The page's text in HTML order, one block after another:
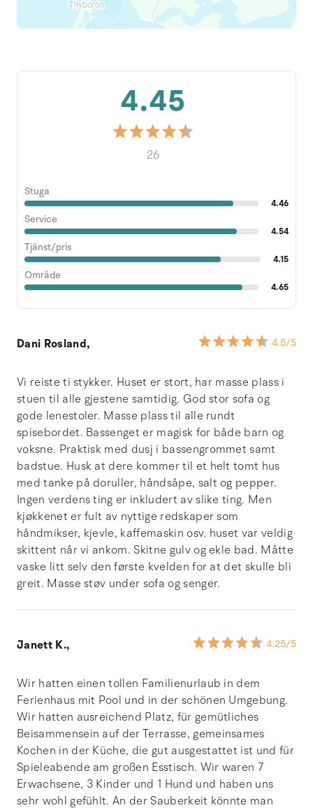
4.45
26
Stuga
4.46
Service
4.54
Tjänst/pris
4.15
Område
4.65
Dani Rosland, 4.5/5
Vi reiste ti stykker. Huset er stort, har masse plass i
stuen til alle gjestene samtidig. God stor sofa og
gode lenestoler. Masse plass til alle rundt
spisebordet. Bassenget er magisk for både barn og
voksne. Praktisk med dusj i bassengrommet samt
badstue. Husk at dere kommer til et helt tomt hus
med tanke på doruller, håndsåpe, salt og pepper.
Ingen verdens ting er inkludert av slike ting. Men
kjøkkenet er fult av nyttige redskaper som
håndmikser, kjevle, kaffemaskin osv. huset var veldig
skittent når vi ankom. Skitne gulv og ekle bad. Måtte
vaske litt selv den første kvelden for at det skulle bli
greit. Masse støv under sofa og senger.
Janett K., 4.25/5
Wir hatten einen tollen Familienurlaub in dem
Ferienhaus mit Pool und in der schönen Umgebung.
Wir hatten ausreichend Platz, für gemütliches
Beisammensein auf der Terrasse, gemeinsames
Kochen in der Küche, die gut ausgestattet ist und für
Spieleabende am großen Esstisch. Wir waren 7
Erwachsene, 3 Kinder und 1 Hund und haben uns
sehr wohl gefühlt. An der Sauberkeit könnte man